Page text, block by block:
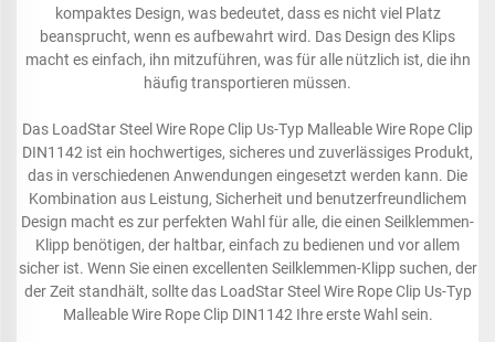
kompaktes Design, was bedeutet, dass es nicht viel Platz
beansprucht, wenn es aufbewahrt wird. Das Design des Klips
macht es einfach, ihn mitzuführen, was für alle nützlich ist, die ihn
häufig transportieren müssen.
Das LoadStar Steel Wire Rope Clip Us-Typ Malleable Wire Rope Clip
DIN1142 ist ein hochwertiges, sicheres und zuverlässiges Produkt,
das in verschiedenen Anwendungen eingesetzt werden kann. Die
Kombination aus Leistung, Sicherheit und benutzerfreundlichem
Design macht es zur perfekten Wahl für alle, die einen Seilklemmen-
Klipp benötigen, der haltbar, einfach zu bedienen und vor allem
sicher ist. Wenn Sie einen excellenten Seilklemmen-Klipp suchen, der
der Zeit standhält, sollte das LoadStar Steel Wire Rope Clip Us-Typ
Malleable Wire Rope Clip DIN1142 Ihre erste Wahl sein.